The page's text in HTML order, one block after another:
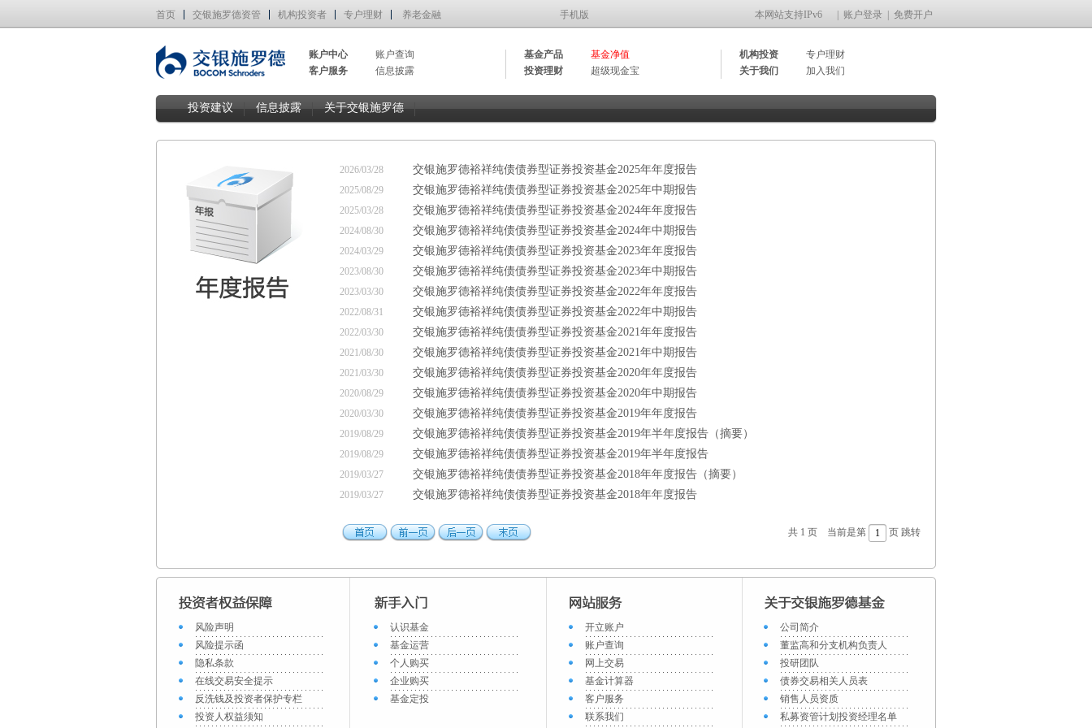
首页 交银施罗德资管 机构投资者 专户理财 养老金融 手机版 本网站支持IPv6 账户登录 免费开户
账户中心
账户查询
客户服务
信息披露
基金产品
基金净值
投资理财
超级现金宝
机构投资
专户理财
关于我们
加入我们
投资建议 信息披露 关于交银施罗德
2026/03/28 交银施罗德裕祥纯债债券型证券投资基金2025年年度报告
2025/08/29 交银施罗德裕祥纯债债券型证券投资基金2025年中期报告
2025/03/28 交银施罗德裕祥纯债债券型证券投资基金2024年年度报告
2024/08/30 交银施罗德裕祥纯债债券型证券投资基金2024年中期报告
2024/03/29 交银施罗德裕祥纯债债券型证券投资基金2023年年度报告
2023/08/30 交银施罗德裕祥纯债债券型证券投资基金2023年中期报告
2023/03/30 交银施罗德裕祥纯债债券型证券投资基金2022年年度报告
2022/08/31 交银施罗德裕祥纯债债券型证券投资基金2022年中期报告
2022/03/30 交银施罗德裕祥纯债债券型证券投资基金2021年年度报告
2021/08/30 交银施罗德裕祥纯债债券型证券投资基金2021年中期报告
2021/03/30 交银施罗德裕祥纯债债券型证券投资基金2020年年度报告
2020/08/29 交银施罗德裕祥纯债债券型证券投资基金2020年中期报告
2020/03/30 交银施罗德裕祥纯债债券型证券投资基金2019年年度报告
2019/08/29 交银施罗德裕祥纯债债券型证券投资基金2019年半年度报告（摘要）
2019/08/29 交银施罗德裕祥纯债债券型证券投资基金2019年半年度报告
2019/03/27 交银施罗德裕祥纯债债券型证券投资基金2018年年度报告（摘要）
2019/03/27 交银施罗德裕祥纯债债券型证券投资基金2018年年度报告
共 1 页 当前是第 页 跳转
风险声明
风险提示函
隐私条款
在线交易安全提示
反洗钱及投资者保护专栏
投资人权益须知
认识基金
基金运营
个人购买
企业购买
基金定投
开立账户
账户查询
网上交易
基金计算器
客户服务
联系我们
公司简介
董监高和分支机构负责人
投研团队
债券交易相关人员表
销售人员资质
私募资管计划投资经理名单